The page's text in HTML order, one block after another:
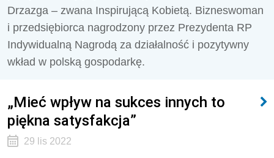
Drzazga – zwana Inspirującą Kobietą. Bizneswoman
i przedsiębiorca nagrodzony przez Prezydenta RP
Indywidualną Nagrodą za działalność i pozytywny
wkład w polską gospodarkę.
„Mieć wpływ na sukces innych to
piękna satysfakcja”
29 lis 2022